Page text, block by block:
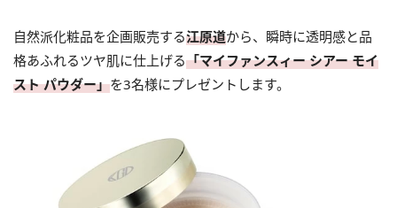
自然派化粧品を企画販売する江原道から、瞬時に透明感と品
格あふれるツヤ肌に仕上げる「マイファンスィー シアー モイ
スト パウダー」を3名様にプレゼントします。